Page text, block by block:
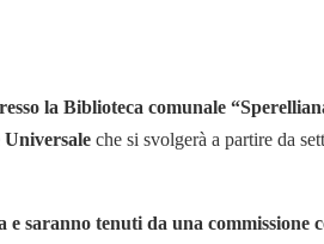
la Biblioteca comunale
Universale che si svolgerà a partire da
e saranno tenuti da una commissione